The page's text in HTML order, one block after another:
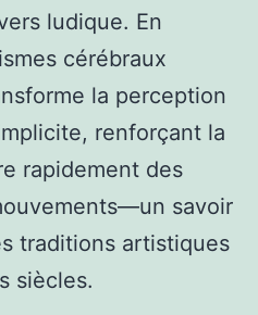
ludique. En
cérébraux
la perception
renforçant la
rapidement des
savoir
traditions artistiques
siècles.